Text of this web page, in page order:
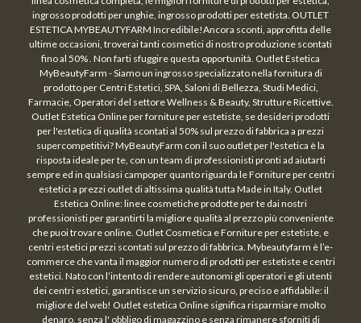
ingrosso prodotti per unghie, ingrosso prodotti per estetista. OUTLET
ESTETICA MYBEAUTYFARM Incredibile!Ancora sconti, approfitta delle
ultime occasioni, troverai tanti cosmetici di nostro produzione scontati
fino al 50% . Non farti sfuggire questa opportunità. Outlet Estetica
MyBeautyFarm - Siamo un ingrosso specializzato nella fornitura di
prodotto per Centri Estetici, SPA, Saloni di Bellezza, Studi Medici,
Farmacie, Operatori del settore Wellness & Beauty, Strutture Ricettive.
Outlet Estetica Online per forniture per estetiste, se desideri prodotti
per l'estetica di qualità scontati al 50% sul prezzo di fabbrica a prezzi
supercompetitivi? MyBeautyFarm con il suo outlet per l'estetica è la
risposta ideale per te, con un team di professionisti pronti ad aiutarti
sempre ed in qualsiasi campoper quanto riguarda le Forniture per centri
estetici a prezzi outlet di altissima qualità tutta Made in Italy. Outlet
Estetica Online: linee cosmetiche prodotte per te dai nostri
professionisti per garantirti la migliore qualità al prezzo più conveniente
che puoi trovare online. Outlet Cosmetica e Forniture per estetiste, e
centri estetici prezzi scontati sul prezzo di fabbrica. Mybeautyfarm è l’e-
commerce che vanta il maggior numero di prodotti per estetiste e centri
estetici. Nato con l’intento di rendere autonomi gli operatori e gli utenti
dei centri estetici, garantisce un servizio sicuro, preciso e affidabile: il
migliore del web! Outlet estetica Online significa risparmiare molto
denaro, senza l' obbligo di magazzino e senza rimanere sforniti di